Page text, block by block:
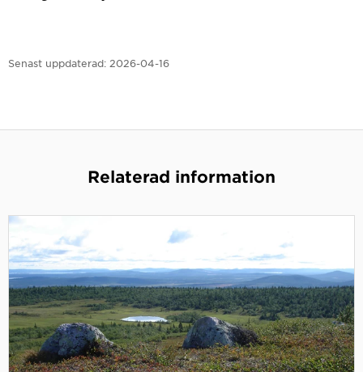
Senast uppdaterad: 2026-04-16
Relaterad information